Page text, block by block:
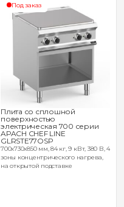
Под заказ
Плита со сплошной
поверхностью
электрическая 700 серии
APACH CHEF LINE
GLRSTE77OSP
700х730х850 мм, 84 кг, 9 кВт, 380 В, 4
зоны концентрического нагрева,
на открытой подставке